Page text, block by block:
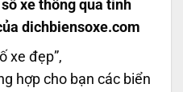
xe thông qua tính
dichbiensoxe.com
xe đẹp”,
hợp cho bạn các biển